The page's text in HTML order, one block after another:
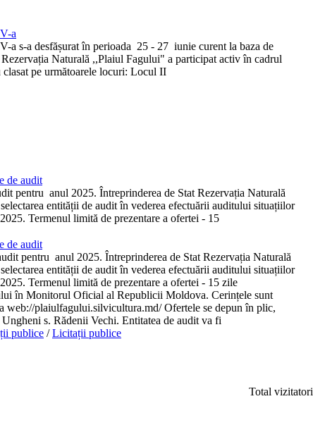
a
a s-a desfășurat în perioada 25 - 27 iunie curent la baza de
Naturală ,,Plaiul Fagului" a participat activ în cadrul
pe următoarele locuri: Locul II
de audit
pentru anul 2025. Întreprinderea de Stat Rezervația Naturală
entității de audit în vederea efectuării auditului situațiilor
Termenul limită de prezentare a ofertei - 15
de audit
pentru anul 2025. Întreprinderea de Stat Rezervația Naturală
entității de audit în vederea efectuării auditului situațiilor
Termenul limită de prezentare a ofertei - 15 zile
în Monitorul Oficial al Republicii Moldova. Cerințele sunt
web://plaiulfagului.silvicultura.md/ Ofertele se depun în plic,
s. Rădenii Vechi. Entitatea de audit va fi
publice /Licitații publice
Total vizitatori